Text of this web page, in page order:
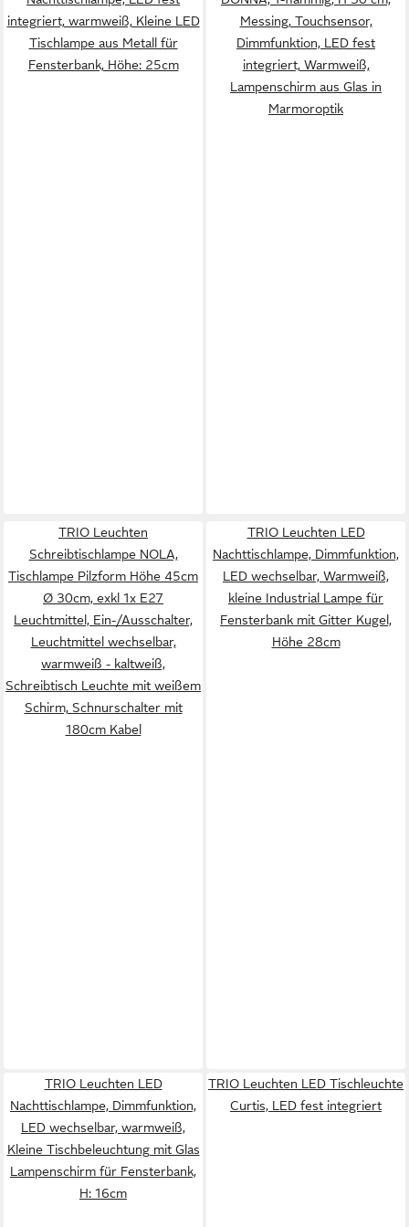
integriert, warmweiß, Kleine LED
Tischlampe aus Metall für
Fensterbank, Höhe: 25cm
Messing, Touchsensor,
Dimmfunktion, LED fest
integriert, Warmweiß,
Lampenschirm aus Glas in
Marmoroptik
TRIO Leuchten
Schreibtischlampe NOLA,
Tischlampe Pilzform Höhe 45cm
Ø 30cm, exkl 1x E27
Leuchtmittel, Ein-/Ausschalter,
Leuchtmittel wechselbar,
warmweiß - kaltweiß,
Schreibtisch Leuchte mit weißem
Schirm, Schnurschalter mit
180cm Kabel
TRIO Leuchten LED
Nachttischlampe, Dimmfunktion,
LED wechselbar, Warmweiß,
kleine Industrial Lampe für
Fensterbank mit Gitter Kugel,
Höhe 28cm
TRIO Leuchten LED
Nachttischlampe, Dimmfunktion,
LED wechselbar, warmweiß,
Kleine Tischbeleuchtung mit Glas
Lampenschirm für Fensterbank,
H: 16cm
TRIO Leuchten LED Tischleuchte
Curtis, LED fest integriert